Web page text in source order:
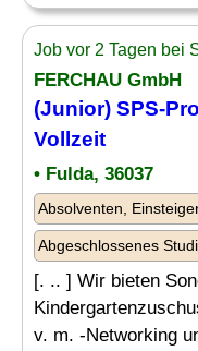
Job vor 2 Tagen bei
FERCHAU GmbH
(Junior) SPS-
Vollzeit
• Fulda, 36037
Absolventen,
Abgeschlossenes
[. .. ] Wir bieten
v. m. -Networking